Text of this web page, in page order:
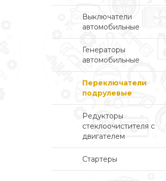
Выключатели
автомобильные
Генераторы
автомобильные
Переключатели
подрулевые
Редукторы
стеклоочистителя с
двигателем
Стартеры